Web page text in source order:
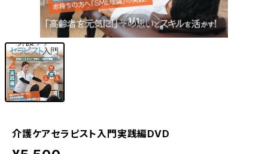
1/1
介護ケアセラピスト入門実践編DVD